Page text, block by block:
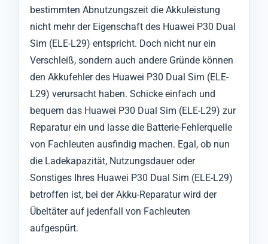
bestimmten Abnutzungszeit die Akkuleistung
nicht mehr der Eigenschaft des Huawei P30 Dual
Sim (ELE-L29) entspricht. Doch nicht nur ein
Verschleiß, sondern auch andere Gründe können
den Akkufehler des Huawei P30 Dual Sim (ELE-
L29) verursacht haben. Schicke einfach und
bequem das Huawei P30 Dual Sim (ELE-L29) zur
Reparatur ein und lasse die Batterie-Fehlerquelle
von Fachleuten ausfindig machen. Egal, ob nun
die Ladekapazität, Nutzungsdauer oder
Sonstiges Ihres Huawei P30 Dual Sim (ELE-L29)
betroffen ist, bei der Akku-Reparatur wird der
Übeltäter auf jedenfall von Fachleuten
aufgespürt.